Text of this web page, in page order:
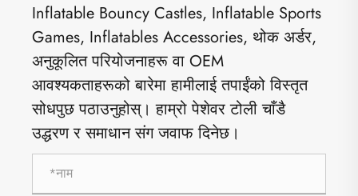
Inflatable Bouncy Castles, Inflatable Sports
Games, Inflatables Accessories, थोक अर्डर,
अनुकूलित परियोजनाहरू वा OEM
आवश्यकताहरूको बारेमा हामीलाई तपाईंको विस्तृत
सोधपुछ पठाउनुहोस्। हाम्रो पेशेवर टोली चाँडै
उद्धरण र समाधान संग जवाफ दिनेछ।